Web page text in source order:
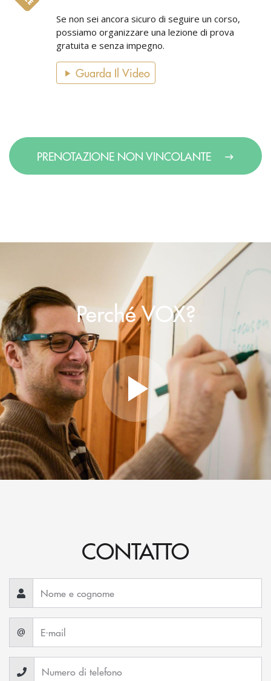
Se non sei ancora sicuro di seguire un corso,
possiamo organizzare una lezione di prova
gratuita e senza impegno.
Guarda Il Video
PRENOTAZIONE NON VINCOLANTE
Perché VOX?
CONTATTO
@